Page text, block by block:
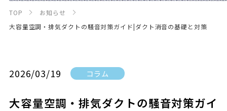
TOP
お知らせ
大容量空調・排気ダクトの騒音対策ガイド|ダクト消音の基礎と対策
2026/03/19 コラム
大容量空調・排気ダクトの騒音対策ガイ